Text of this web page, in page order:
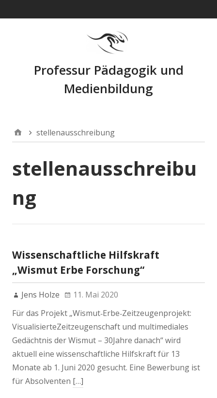
Professur Pädagogik und
Medienbildung
stellenausschreibung
stellenausschreibu
ng
Wissenschaftliche Hilfskraft
„Wismut Erbe Forschung“
Jens Holze
11. Mai 2020
Für das Projekt „Wismut‐Erbe‐Zeitzeugenprojekt:
VisualisierteZeitzeugenschaft und multimediales
Gedächtnis der Wismut – 30Jahre danach“ wird
aktuell eine wissenschaftliche Hilfskraft für 13
Monate ab 1. Juni 2020 gesucht. Eine Bewerbung ist
für Absolventen […]